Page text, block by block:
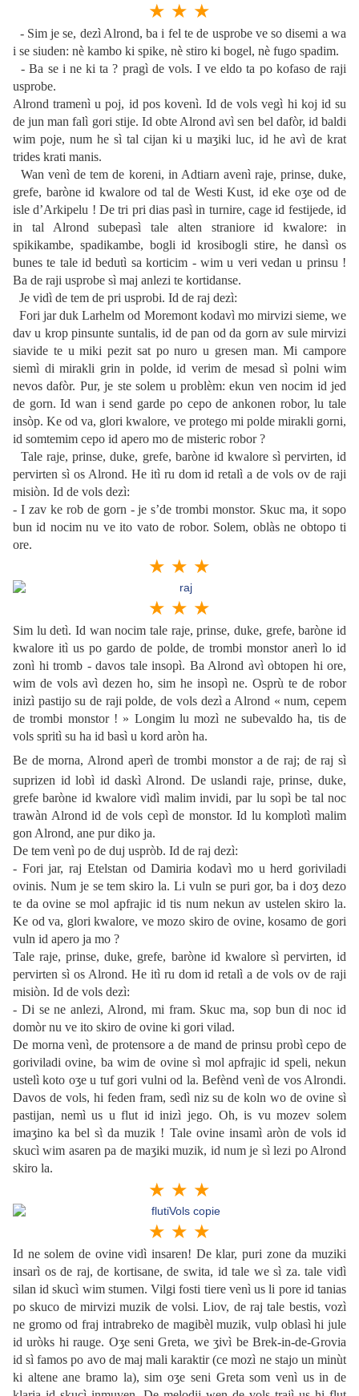
★ ★ ★
- Sim je se, dezì Alrond, ba i fel te de usprobe ve so disemi a wa
i se siuden: nè kambo ki spike, nè stiro ki bogel, nè fugo spadim.
- Ba se i ne ki ta ? pragì de vols. I ve eldo ta po kofaso de raji
usprobe.
Alrond tramenì u poj, id pos kovenì. Id de vols vegì hi koj id su
de jun man falì gori stije. Id obte Alrond avì sen bel dafòr, id baldi
wim poje, num he sì tal cijan ki u maʒiki luc, id he avì de krat
trides krati manis.
Wan venì de tem de koreni, in Adtiarn avenì raje, prinse, duke,
grefe, baròne id kwalore od tal de Westi Kust, id eke oʒe od de
isle d’Arkipelu ! De tri pri dias pasì in turnire, cage id festijede, id
in tal Alrond subepasì tale alten straniore id kwalore: in
spikikambe, spadikambe, bogli id krosibogli stire, he dansì os
bunes te tale id bedutì sa korticim - wim u veri vedan u prinsu !
Ba de raji usprobe sì maj anlezi te kortidanse.
Je vidì de tem de pri usprobi. Id de raj dezì:
Fori jar duk Larhelm od Moremont kodavì mo mirvizi sieme, we
dav u krop pinsunte suntalis, id de pan od da gorn av sule mirvizi
siavide te u miki pezit sat po nuro u gresen man. Mi campore
siemì di mirakli grin in polde, id verim de mesad sì polni wim
nevos dafòr. Pur, je ste solem u problèm: ekun ven nocim id jed
de gorn. Id wan i send garde po cepo de ankonen robor, lu tale
insòp. Ke od va, glori kwalore, ve protego mi polde mirakli gorni,
id somtemim cepo id apero mo de misteric robor ?
Tale raje, prinse, duke, grefe, baròne id kwalore sì pervirten, id
pervirten sì os Alrond. He itì ru dom id retalì a de vols ov de raji
misiòn. Id de vols dezì:
- I zav ke rob de gorn - je s’de trombi monstor. Skuc ma, it sopo
bun id nocim nu ve ito vato de robor. Solem, oblàs ne obtopo ti
ore.
★ ★ ★
★ ★ ★
Sim lu detì. Id wan nocim tale raje, prinse, duke, grefe, baròne id
kwalore itì us po gardo de polde, de trombi monstor anerì lo id
zonì hi tromb - davos tale insopì. Ba Alrond avì obtopen hi ore,
wim de vols avì dezen ho, sim he insopì ne. Osprù te de robor
inizì pastijo su de raji polde, de vols dezì a Alrond « num, cepem
de trombi monstor ! » Longim lu mozì ne subevaldo ha, tis de
vols spritì su ha id basì u kord aròn ha.
Be de morna, Alrond aperì de trombi monstor a de raj; de raj sì
suprizen id lobì id daskì Alrond. De uslandi raje, prinse, duke,
grefe baròne id kwalore vidì malim invidi, par lu sopì be tal noc
trawàn Alrond id de vols cepì de monstor. Id lu komplotì malim
gon Alrond, ane pur diko ja.
De tem venì po de duj uspròb. Id de raj dezì:
- Fori jar, raj Etelstan od Damiria kodavì mo u herd goriviladi
ovinis. Num je se tem skiro la. Li vuln se puri gor, ba i doʒ dezo
te da ovine se mol apfrajic id tis num nekun av ustelen skiro la.
Ke od va, glori kwalore, ve mozo skiro de ovine, kosamo de gori
vuln id apero ja mo ?
Tale raje, prinse, duke, grefe, baròne id kwalore sì pervirten, id
pervirten sì os Alrond. He itì ru dom id retalì a de vols ov de raji
misiòn. Id de vols dezì:
- Di se ne anlezi, Alrond, mi fram. Skuc ma, sop bun di noc id
domòr nu ve ito skiro de ovine ki gori vilad.
De morna venì, de protensore a de mand de prinsu probì cepo de
goriviladi ovine, ba wim de ovine sì mol apfrajic id speli, nekun
ustelì koto oʒe u tuf gori vulni od la. Befènd venì de vos Alrondi.
Davos de vols, hi feden fram, sedì niz su de koln wo de ovine sì
pastijan, nemì us u flut id inizì jego. Oh, is vu mozev solem
imaʒino ka bel sì da muzik ! Tale ovine insamì aròn de vols id
skucì wim asaren pa de maʒiki muzik, id num je sì lezi po Alrond
skiro la.
★ ★ ★
★ ★ ★
Id ne solem de ovine vidì insaren! De klar, puri zone da muziki
insarì os de raj, de kortisane, de swita, id tale we sì za. tale vidì
silan id skucì wim stumen. Vilgi fosti tiere venì us li pore id tanias
po skuco de mirvizi muzik de volsi. Liov, de raj tale bestis, vozì
ne gromo od fraj intrabreko de magibèl muzik, vulp oblasì hi jule
id uròks hi rauge. Oʒe seni Greta, we ʒivì be Brek-in-de-Grovia
id sì famos po avo de maj mali karaktir (ce mozì ne stajo un minùt
ki altene ane bramo la), sim oʒe seni Greta som venì us in de